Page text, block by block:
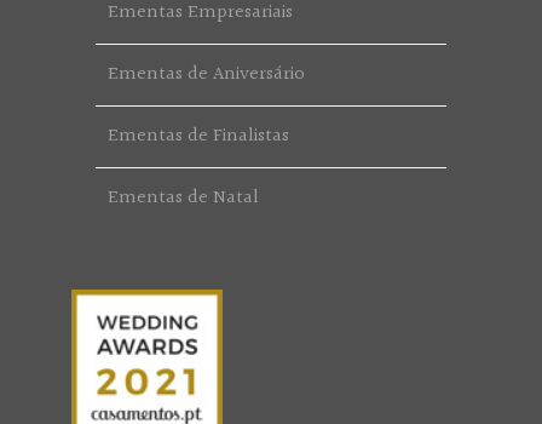
Ementas Empresariais
Ementas de Aniversário
Ementas de Finalistas
Ementas de Natal